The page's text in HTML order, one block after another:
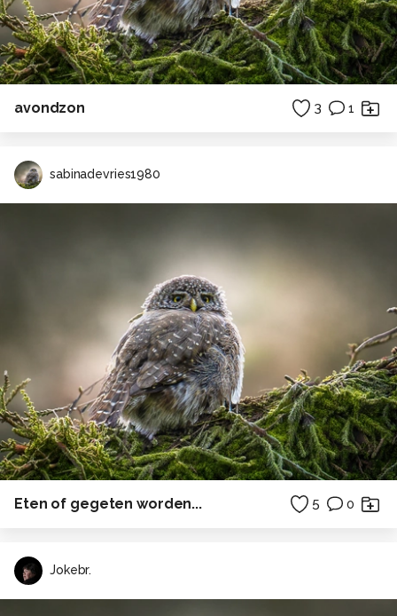
avondzon 3 1
sabinadevries1980
Eten of gegeten worden... 5 0
Jokebr.